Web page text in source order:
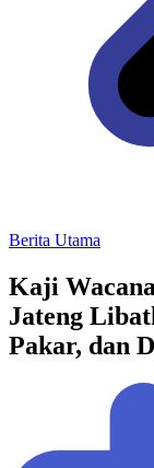
Berita Utama
Kaji
Jateng
Pakar, dan